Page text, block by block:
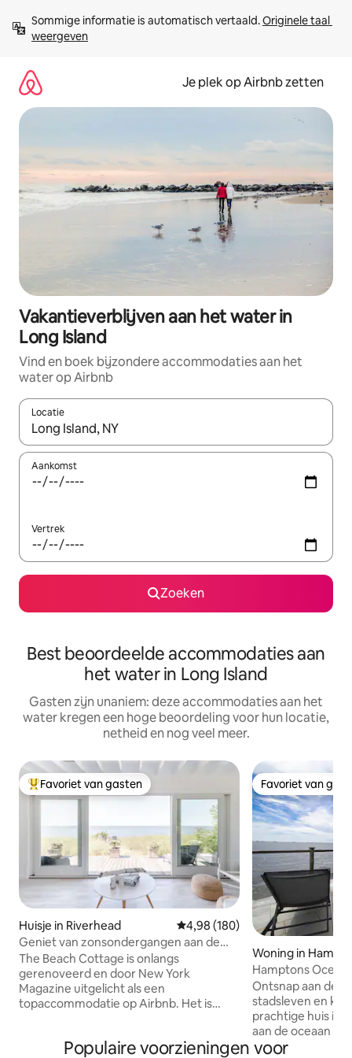
direct
naar
Sommige informatie is automatisch vertaald. Originele taal
weergeven
Je plek op Airbnb zetten
Vakantieverblijven aan het water in
Long Island
Vind en boek bijzondere accommodaties aan het
water op Airbnb
Locatie
Wanneer er resultaten beschikbaar zijn, maak je een keuze
Aankomst
Vertrek
Zoeken
Best beoordeelde accommodaties aan
het water in Long Island
Gasten zijn unaniem: deze accommodaties aan het
water kregen een hoge beoordeling voor hun locatie,
netheid en nog veel meer.
Topfavoriet van gasten
Favoriet van gasten
Huisje in Riverhead Gemiddelde beoordeling van
4,98 (180)
Geniet van zonsondergangen aan de
oceaan in een rustgevende oase aan het
strand
The Beach Cottage is onlangs
gerenoveerd en door New York
Magazine uitgelicht als een
topaccommodatie op Airbnb. Het is
en neutrale kleuren om een serene en
Favoriet van
Favoriet van
Woning in
Hamptons
Ontsnap aan de
stadsleven en
prachtige huis in
aan de oceaan is
wakker te
Populaire voorzieningen voor